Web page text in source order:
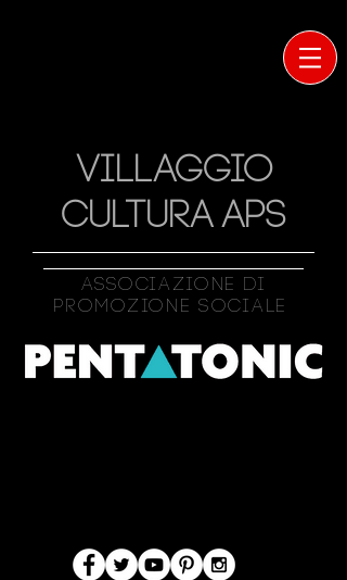
VILLAGGIO
CULTURA APS
Associazione Di
Promozione Sociale